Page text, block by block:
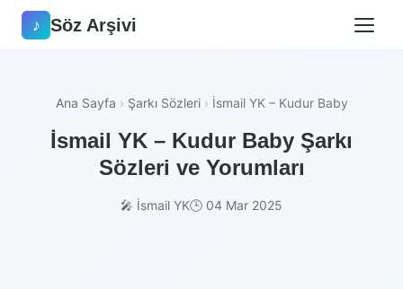
♪ Söz Arşivi
Ana Sayfa › Şarkı Sözleri › İsmail YK – Kudur Baby
İsmail YK – Kudur Baby Şarkı
Sözleri ve Yorumları
🎤 İsmail YK🕒 04 Mar 2025